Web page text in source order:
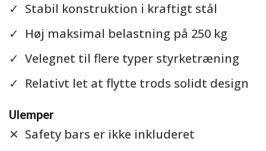
Stabil konstruktion i kraftigt stål
Høj maksimal belastning på 250 kg
Velegnet til flere typer styrketræning
Relativt let at flytte trods solidt design
Ulemper
Safety bars er ikke inkluderet